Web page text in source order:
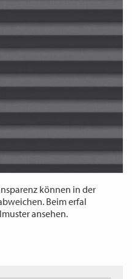
können in der
Beim erfal
ansehen.